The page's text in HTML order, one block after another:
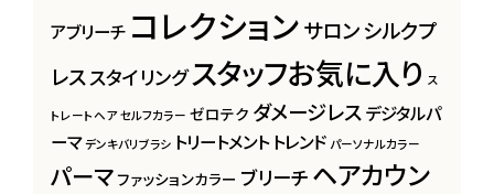
アブリーチ コレクションサロンシルクプ
レススタイリングスタッフお気に入り ス
トレートヘア セルフカラー ゼロテク ダメージレスデジタルパ
ーマ デンキバリブラシ トリートメント トレンド パーソナルカラー
パーマファッションカラー ブリーチ ヘアカウン